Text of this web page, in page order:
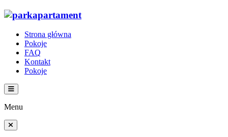
Strona główna
Pokoje
FAQ
Kontakt
Pokoje
Menu